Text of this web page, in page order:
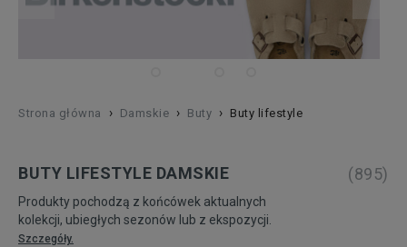
Strona główna › Damskie › Buty › Buty lifestyle
BUTY LIFESTYLE DAMSKIE
Produkty pochodzą z końcówek aktualnych
kolekcji, ubiegłych sezonów lub z ekspozycji.
Szczegóły.
(895)